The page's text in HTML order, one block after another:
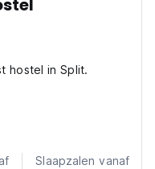
hostel in Split.
Slaapzalen vanaf